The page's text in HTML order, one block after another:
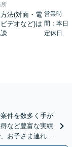
所
法(対面・電
デオなど)は
営業時
間：本日
定休日
件を数多く手が
など豊富な実績
お子さま連れの